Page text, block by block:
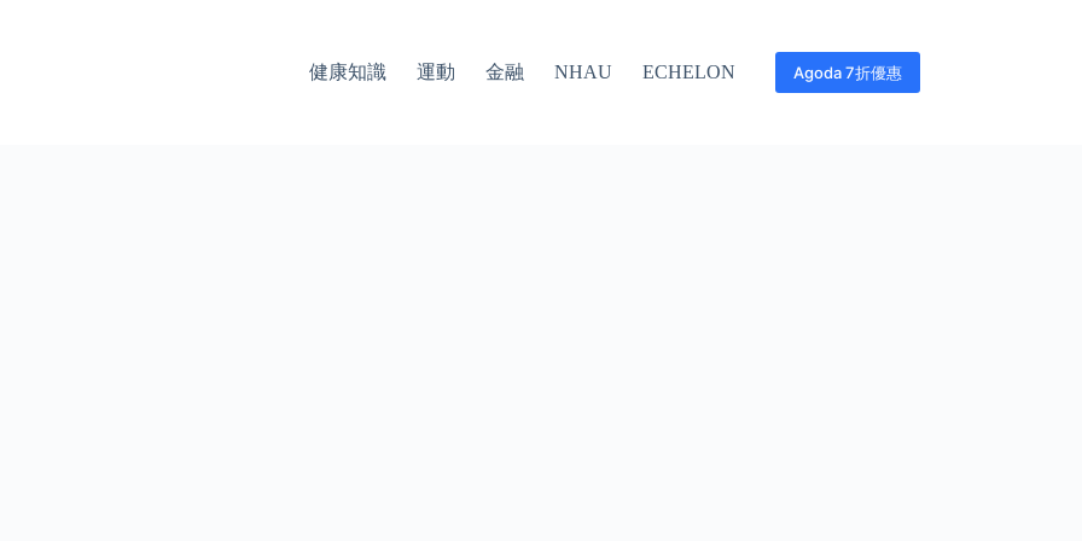
健康知識 運動 金融 NHAU ECHELON Agoda 7折優惠